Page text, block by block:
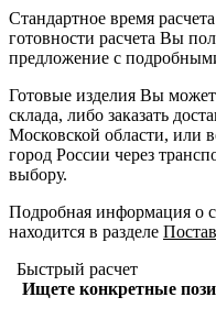
Стандартное время
готовности расчета Вы
предложение с
Готовые изделия Вы
склада, либо заказать
Московской области, или
город России через
выбору.
Подробная информация о
находится в разделе
Быстрый расчет
Ищете конкретные